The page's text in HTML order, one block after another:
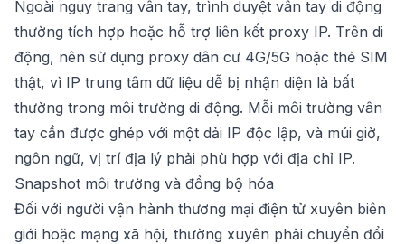
Ngoài ngụy trang vân tay, trình duyệt vân tay di động
thường tích hợp hoặc hỗ trợ liên kết proxy IP. Trên di
động, nên sử dụng proxy dân cư 4G/5G hoặc thẻ SIM
thật, vì IP trung tâm dữ liệu dễ bị nhận diện là bất
thường trong môi trường di động. Mỗi môi trường vân
tay cần được ghép với một dải IP độc lập, và múi giờ,
ngôn ngữ, vị trí địa lý phải phù hợp với địa chỉ IP.
Snapshot môi trường và đồng bộ hóa
Đối với người vận hành thương mại điện tử xuyên biên
giới hoặc mạng xã hội, thường xuyên phải chuyển đổi